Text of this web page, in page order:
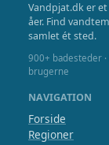
Vandpjat.dk er
åer. Find
samlet ét sted.
900+ badesteder
brugerne
NAVIGATION
Forside
Regioner